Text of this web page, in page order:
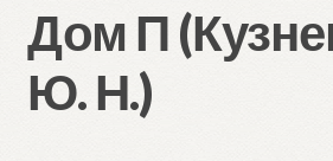
Дом П
Ю. Н.)